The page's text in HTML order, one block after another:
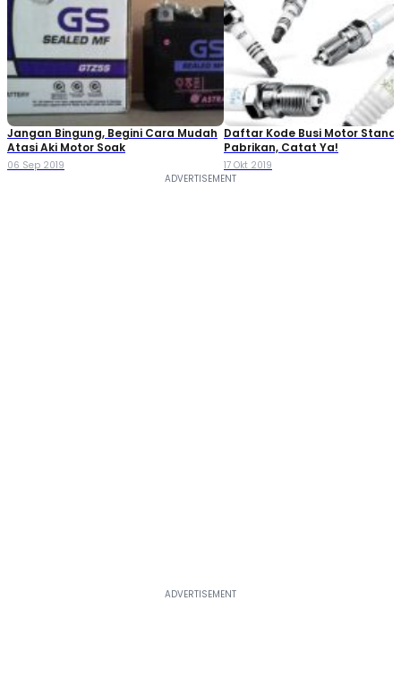
Jangan Bingung, Begini Cara Mudah
Atasi Aki Motor Soak
06 Sep 2019
Daftar Kode Busi Motor
Pabrikan, Catat Ya!
17 Okt 2019